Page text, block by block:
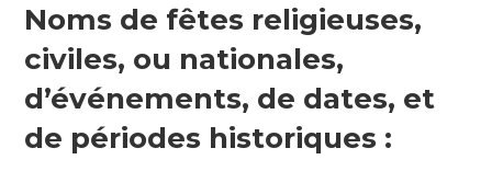
Noms de fêtes religieuses,
civiles, ou nationales,
d’événements, de dates, et
de périodes historiques :